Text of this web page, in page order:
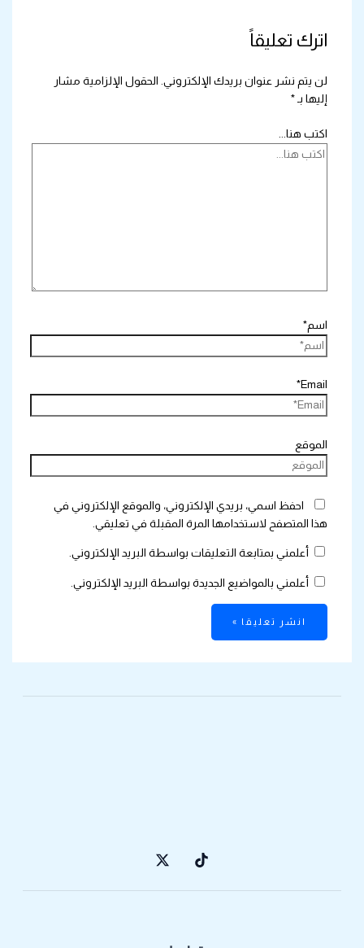
اترك تعليقاً
لن يتم نشر عنوان بريدك الإلكتروني. الحقول الإلزامية مشار
إليها بـ *
اكتب هنا...
اسم*
Email*
الموقع
احفظ اسمي، بريدي الإلكتروني، والموقع الإلكتروني في
هذا المتصفح لاستخدامها المرة المقبلة في تعليقي.
أعلمني بمتابعة التعليقات بواسطة البريد الإلكتروني.
أعلمني بالمواضيع الجديدة بواسطة البريد الإلكتروني.